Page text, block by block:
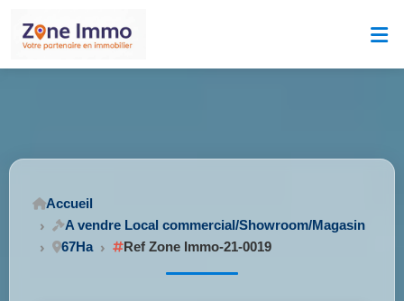
Accueil
A vendre Local commercial/Showroom/Magasin
67Ha
Ref Zone Immo-21-0019